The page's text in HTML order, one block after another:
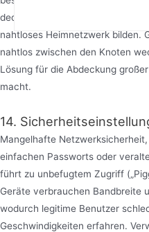
dedizierten drahtlosen Backhaul
nahtloses Heimnetzwerk bilden.
nahtlos zwischen den Knoten
Lösung für die Abdeckung
macht.
14.
Mangelhafte
einfachen Passworts oder
führt zu unbefugtem Zugriff
Geräte verbrauchen Bandbreite
wodurch legitime Benutzer
Geschwindigkeiten erfahren.